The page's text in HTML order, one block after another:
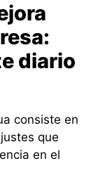
diario
consiste en
que
en el